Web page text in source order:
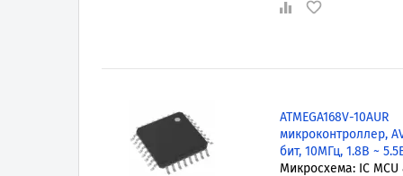
ATMEGA168V-10AUR
микроконтроллер,
бит, 10МГц, 1.8В ~
Микросхема: IC MCU